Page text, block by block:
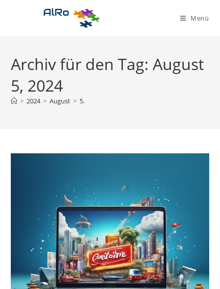
Menü
Archiv für den Tag: August
5, 2024
> 2024 > August > 5.